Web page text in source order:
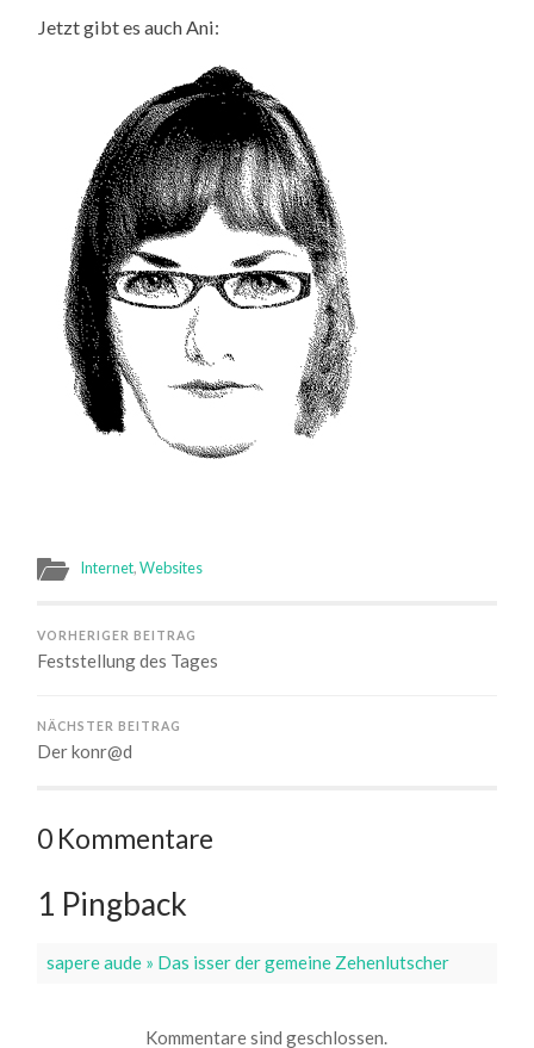
Jetzt gibt es auch Ani:
Internet,Websites
VORHERIGER BEITRAG
Feststellung des Tages
NÄCHSTER BEITRAG
Der konr@d
0 Kommentare
1 Pingback
sapere aude » Das isser der gemeine Zehenlutscher
Kommentare sind geschlossen.